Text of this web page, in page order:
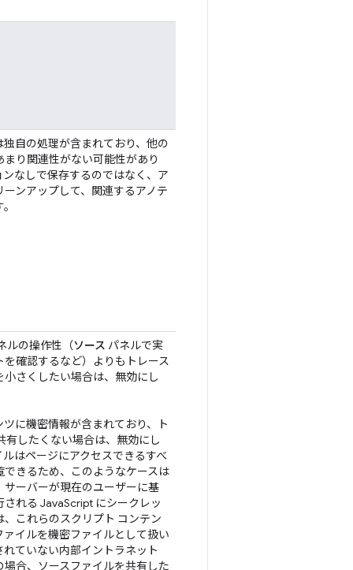
自の処理が含まれており、他の
り関連性がない可能性があり
なしで保存するのではなく、ア
ンアップして、関連するアノテ
ルの操作性（ソース パネルで実
確認するなど）よりもトレース
さくしたい場合は、無効にし
に機密情報が含まれており、ト
有したくない場合は、無効にし
はページにアクセスできるすべ
きるため、このようなケースは
サーバーが現在のユーザーに基
れる JavaScript にシークレッ
これらのスクリプト コンテン
イルを機密ファイルとして扱い
ていない内部イントラネット
合、ソースファイルを共有した